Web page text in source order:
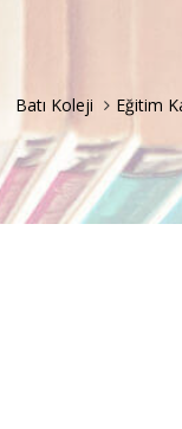
Batı Koleji Eğitim